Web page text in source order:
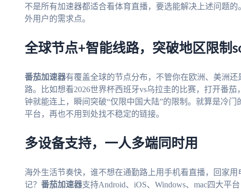
不是所有加速器都适合看体育直播，要选能解决上述问题的
外用户的需求点。
全球节点+智能线路，突破地区限制
番茄加速器有覆盖全球的节点分布，不管你在欧洲、美洲
路。比如想看2026世界杯西班牙vs乌拉圭的比赛，打开番
钟就能连上，瞬间突破“仅限中国大陆”的限制。就算是冷
平台，再也不用到处找不稳定的链接。
多设备支持，一人多端同时用
海外生活节奏快，谁不想在通勤路上用手机看直播，回家
记？ 番茄加速器支持Android、iOS、Windows、mac四大平